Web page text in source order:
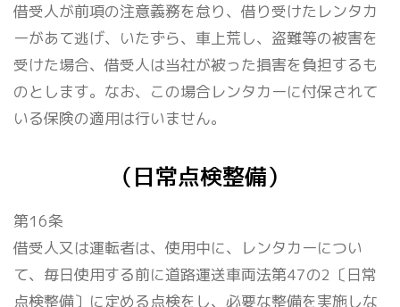
借受人が前項の注意義務を怠り、借り受けたレンタカ
ーがあて逃げ、いたずら、車上荒し、盗難等の被害を
受けた場合、借受人は当社が被った損害を負担するも
のとします。なお、この場合レンタカーに付保されて
いる保険の適用は行いません。
（日常点検整備）
第16条
借受人又は運転者は、使用中に、レンタカーについ
て、毎日使用する前に道路運送車両法第47の2〔日常
点検整備〕に定める点検をし、必要な整備を実施しな